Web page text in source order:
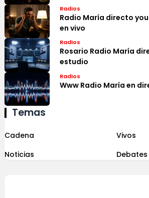
Radios
Radio María directo
en vivo
Radios
Rosario Radio María
estudio
Radios
Www Radio María en
Temas
Cadena
Vivos
Noticias
Debates